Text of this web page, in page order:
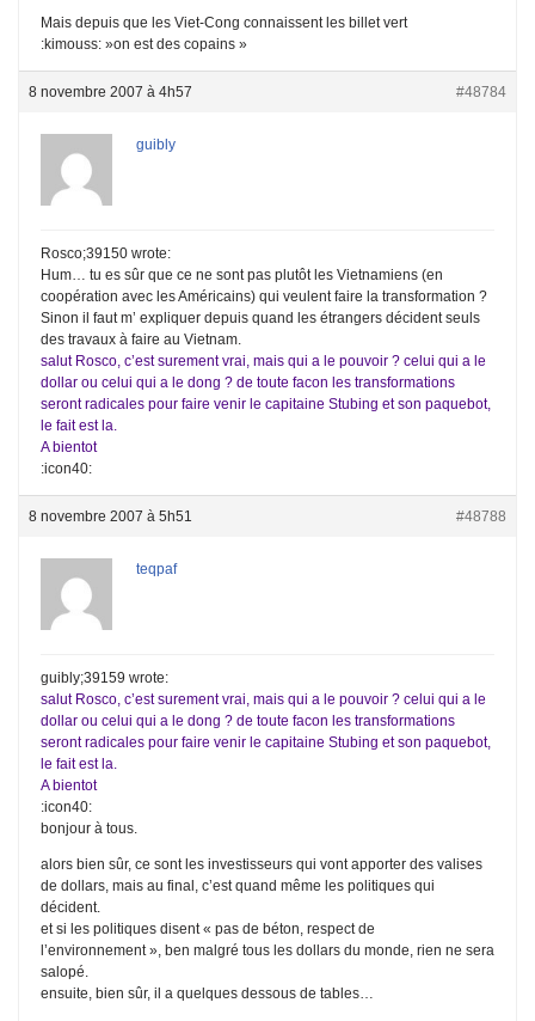
Mais depuis que les Viet-Cong connaissent les billet vert
:kimouss: »on est des copains »
8 novembre 2007 à 4h57 #48784
guibly
Rosco;39150 wrote:
Hum… tu es sûr que ce ne sont pas plutôt les Vietnamiens (en
coopération avec les Américains) qui veulent faire la transformation ?
Sinon il faut m’ expliquer depuis quand les étrangers décident seuls
des travaux à faire au Vietnam.
salut Rosco, c’est surement vrai, mais qui a le pouvoir ? celui qui a le
dollar ou celui qui a le dong ? de toute facon les transformations
seront radicales pour faire venir le capitaine Stubing et son paquebot,
le fait est la.
A bientot
:icon40:
8 novembre 2007 à 5h51 #48788
teqpaf
guibly;39159 wrote:
salut Rosco, c’est surement vrai, mais qui a le pouvoir ? celui qui a le
dollar ou celui qui a le dong ? de toute facon les transformations
seront radicales pour faire venir le capitaine Stubing et son paquebot,
le fait est la.
A bientot
:icon40:
bonjour à tous.
alors bien sûr, ce sont les investisseurs qui vont apporter des valises
de dollars, mais au final, c’est quand même les politiques qui
décident.
et si les politiques disent « pas de béton, respect de
l’environnement », ben malgré tous les dollars du monde, rien ne sera
salopé.
ensuite, bien sûr, il a quelques dessous de tables…